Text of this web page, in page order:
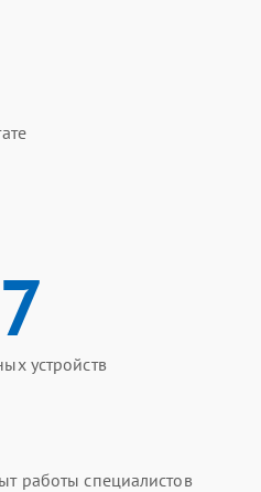
устройств
работы специалистов